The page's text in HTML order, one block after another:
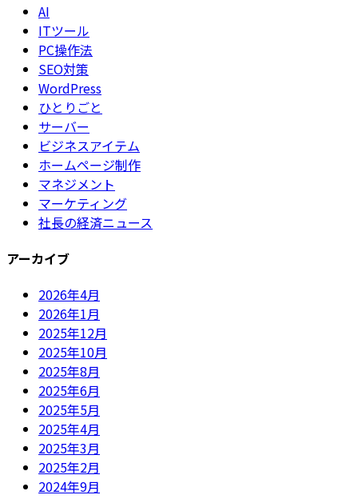
AI
ITツール
PC操作法
SEO対策
WordPress
ひとりごと
サーバー
ビジネスアイテム
ホームページ制作
マネジメント
マーケティング
社長の経済ニュース
アーカイブ
2026年4月
2026年1月
2025年12月
2025年10月
2025年8月
2025年6月
2025年5月
2025年4月
2025年3月
2025年2月
2024年9月